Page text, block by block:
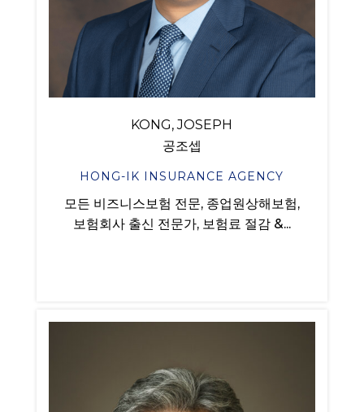
KONG, JOSEPH
공조셉
HONG-IK INSURANCE AGENCY
모든 비즈니스보험 전문, 종업원상해보험,
보험회사 출신 전문가, 보험료 절감 &...